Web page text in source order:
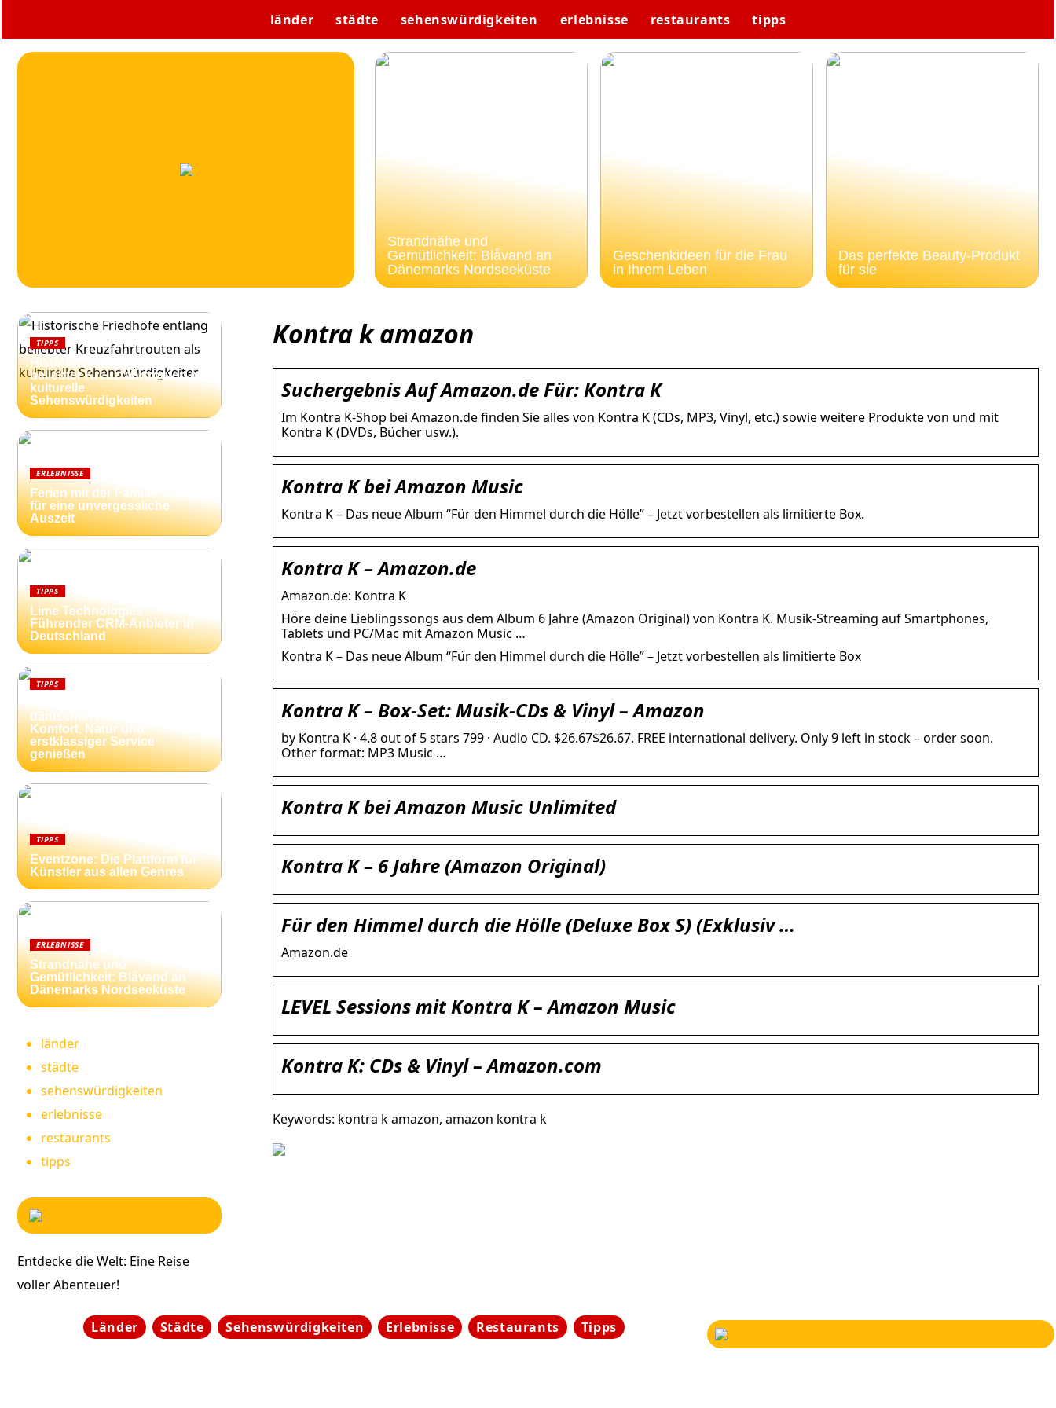
länder städte sehenswürdigkeiten erlebnisse restaurants tipps
Strandnähe und
Gemütlichkeit: Blåvand an
Dänemarks Nordseeküste
Geschenkideen für die Frau
in Ihrem Leben
Das perfekte Beauty-Produkt
für sie
Kontra k amazon
Suchergebnis Auf Amazon.de Für: Kontra K
Im Kontra K-Shop bei Amazon.de finden Sie alles von Kontra K (CDs, MP3, Vinyl, etc.) sowie weitere Produkte von und mit
Kontra K (DVDs, Bücher usw.).
Kontra K bei Amazon Music
Kontra K – Das neue Album “Für den Himmel durch die Hölle” – Jetzt vorbestellen als limitierte Box.
Kontra K – Amazon.de
Amazon.de: Kontra K
Höre deine Lieblingssongs aus dem Album 6 Jahre (Amazon Original) von Kontra K. Musik-Streaming auf Smartphones,
Tablets und PC/Mac mit Amazon Music …
Kontra K – Das neue Album “Für den Himmel durch die Hölle” – Jetzt vorbestellen als limitierte Box
Kontra K – Box-Set: Musik-CDs & Vinyl – Amazon
by Kontra K · 4.8 out of 5 stars 799 · Audio CD. $26.67$26.67. FREE international delivery. Only 9 left in stock – order soon.
Other format: MP3 Music …
Kontra K bei Amazon Music Unlimited
Kontra K – 6 Jahre (Amazon Original)
Für den Himmel durch die Hölle (Deluxe Box S) (Exklusiv …
Amazon.de
LEVEL Sessions mit Kontra K – Amazon Music
Kontra K: CDs & Vinyl – Amazon.com
Keywords: kontra k amazon, amazon kontra k
TIPPS
Historische Friedhöfe entlang
beliebter Kreuzfahrtrouten als
kulturelle
Sehenswürdigkeiten
ERLEBNISSE
Ferien mit der Familie: Ideen
für eine unvergessliche
Auszeit
TIPPS
Lime Technologies:
Führender CRM-Anbieter in
Deutschland
TIPPS
dänischen Nordseeküste:
Komfort, Natur und
erstklassiger Service
genießen
TIPPS
Eventzone: Die Plattform für
Künstler aus allen Genres
ERLEBNISSE
Strandnähe und
Gemütlichkeit: Blåvand an
Dänemarks Nordseeküste
länder
städte
sehenswürdigkeiten
erlebnisse
restaurants
tipps
Entdecke die Welt: Eine Reise
voller Abenteuer!
Länder Städte Sehenswürdigkeiten Erlebnisse Restaurants Tipps